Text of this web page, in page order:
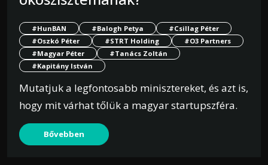
#HunBAN #Balogh Petya
#Csillag Péter
#Oszkó Péter
#STRT Holding
#O3 Partners
#Magyar Péter
#Tanács Zoltán
#Kapitány István
Mutatjuk a legfontosabb minisztereket, és azt is,
hogy mit várhat tőlük a magyar startupszféra.
Bővebben